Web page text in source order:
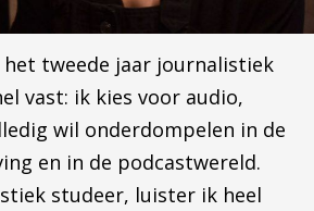
het tweede jaar journalistiek
vast: ik kies voor audio,
wil onderdompelen in de
en in de podcastwereld.
studeer, luister ik heel